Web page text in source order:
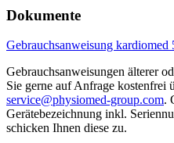
Dokumente
Gebrauchsanweisung kardiomed
Gebrauchsanweisungen älterer
Sie gerne auf Anfrage kostenfrei
service@physiomed-group.com.
Gerätebezeichnung inkl.
schicken Ihnen diese zu.